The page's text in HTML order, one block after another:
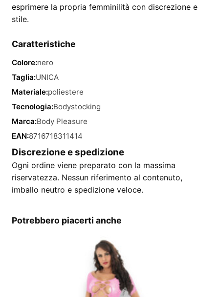
esprimere la propria femminilità con discrezione e
stile.
Caratteristiche
Colore:nero
Taglia:UNICA
Materiale:poliestere
Tecnologia:Bodystocking
Marca:Body Pleasure
EAN:8716718311414
Discrezione e spedizione
Ogni ordine viene preparato con la massima
riservatezza. Nessun riferimento al contenuto,
imballo neutro e spedizione veloce.
Potrebbero piacerti anche